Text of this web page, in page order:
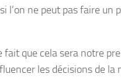
l’on ne peut pas faire
fait que cela sera notre
les décisions de